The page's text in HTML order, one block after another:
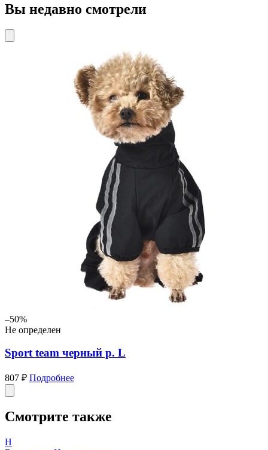
Вы недавно смотрели
–50%
Не определен
Sport team черный р. L
807 ₽ Подробнее
Смотрите также
Н